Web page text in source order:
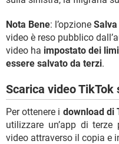
Nota Bene: l’opzione
video è reso pubblico
video ha impostato dei
essere salvato da terzi.
Scarica video TikTok
Per ottenere i download di
utilizzare un’app di
video attraverso il copia e